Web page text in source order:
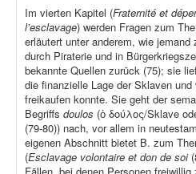
Im vierten Kapitel (Fraternité et
l’esclavage) werden Fragen zum
erläutert unter anderem, wie
durch Piraterie und in
bekannte Quellen zurück (75); sie
die finanzielle Lage der Sklaven
freikaufen konnte. Sie geht der
Begriffs doulos (ὁ δούλος/Sklave
(79-80)) nach, vor allem in
eigenen Abschnitt bietet B. zum
(Esclavage volontaire et don de soi